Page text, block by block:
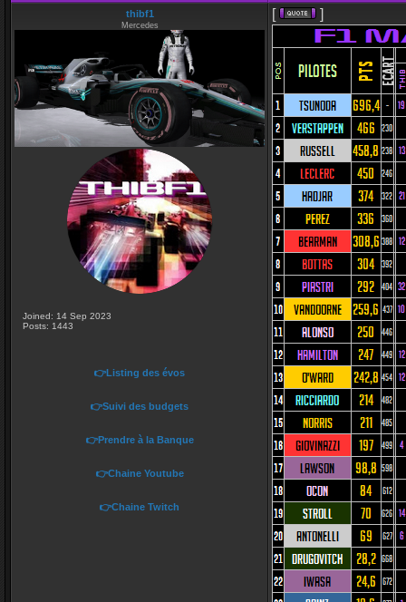
thibf1
Mercedes
Joined: 14 Sep 2023
Posts: 1443
👉Listing des évos
👉Suivi des budgets
👉Prendre à la Banque
👉Chaine Youtube
👉Chaine Twitch
[ ]